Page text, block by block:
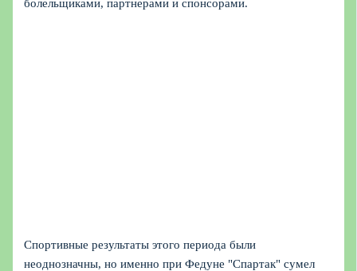
болельщиками, партнерами и спонсорами.
Спортивные результаты этого периода были
неоднозначны, но именно при Федуне "Спартак" сумел